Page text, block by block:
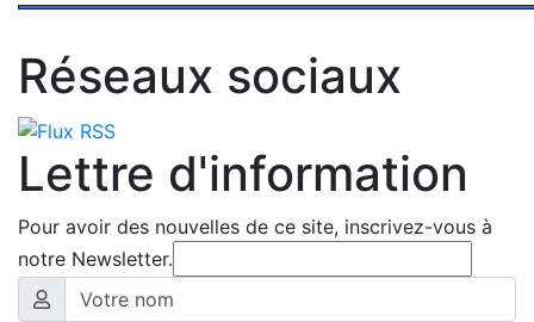
Réseaux sociaux
Lettre d'information
Pour avoir des nouvelles de ce site, inscrivez-vous à
notre Newsletter.